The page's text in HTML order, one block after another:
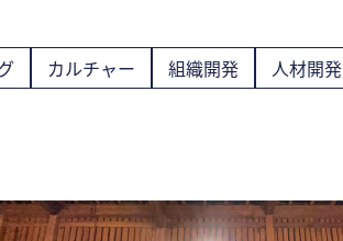
カルチャー 組織開発 人材開発